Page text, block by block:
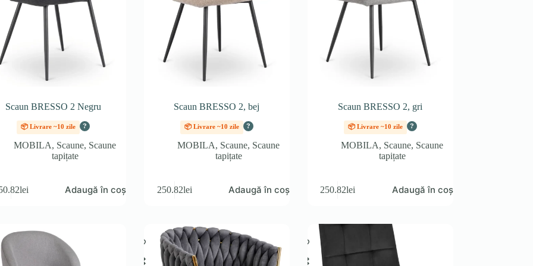
Scaun BRESSO 2 Negru
📦 Livrare ~10 zile ?
MOBILA, Scaune, Scaune
tapițate
lei Adaugă în coș
Scaun BRESSO 2, bej
📦 Livrare ~10 zile ?
MOBILA, Scaune, Scaune
tapițate
250.82lei Adaugă în coș
Scaun BRESSO 2, gri
📦 Livrare ~10 zile ?
MOBILA, Scaune, Scaune
tapițate
250.82lei Adaugă în coș